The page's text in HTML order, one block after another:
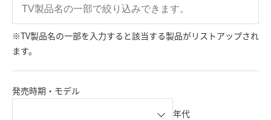
※TV製品名の一部を入力すると該当する製品がリストアップされ
ます。
発売時期・モデル
年代